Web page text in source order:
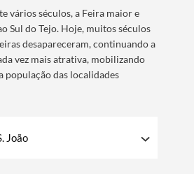
vários séculos, a Feira maior e
Sul do Tejo. Hoje, muitos séculos
desapareceram, continuando a
vez mais atrativa, mobilizando
população das localidades
João